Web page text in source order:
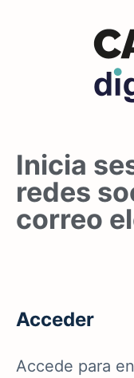
Inicia
redes
correo
Acceder
Accede para